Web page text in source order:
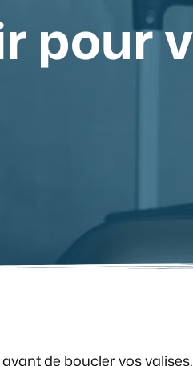
pour
de boucler vos